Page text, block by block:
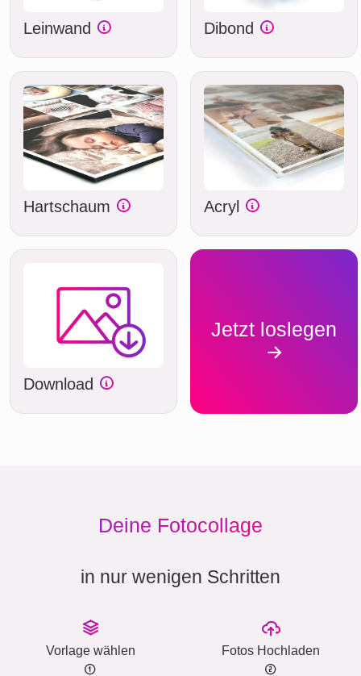
Leinwand Dibond
Hartschaum Acryl
Download
Jetzt loslegen
Deine Fotocollage
in nur wenigen Schritten
Vorlage wählen Fotos Hochladen